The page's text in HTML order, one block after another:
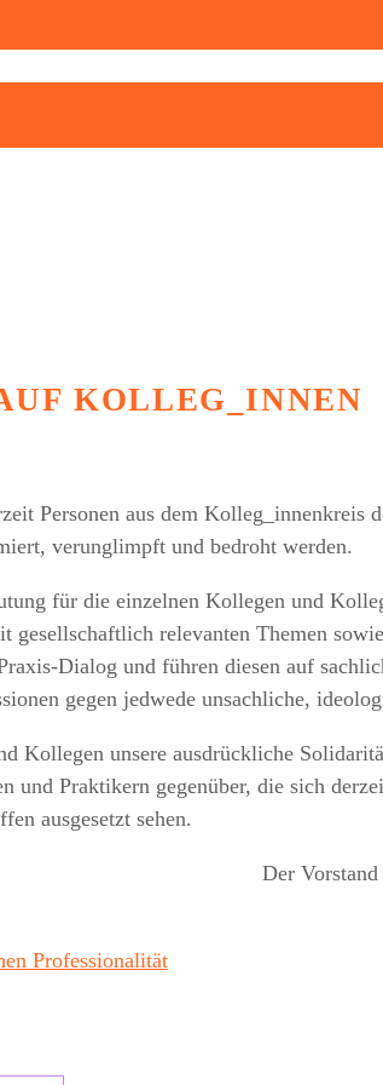
KOLLEG_INNEN
Personen aus dem Kolleg_innenkreis
verunglimpft und bedroht werden.
für die einzelnen Kollegen und
gesellschaftlich relevanten Themen
Dialog und führen diesen auf
gegen jedwede unsachliche,
Kollegen unsere ausdrückliche
und Praktikern gegenüber, die sich
ausgesetzt sehen.
Der
Professionalität